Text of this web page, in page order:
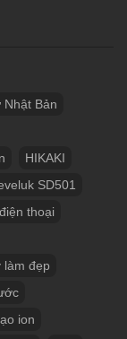
Nhật Bản
HIKAKI
SD501
thoại
làm đẹp
ion